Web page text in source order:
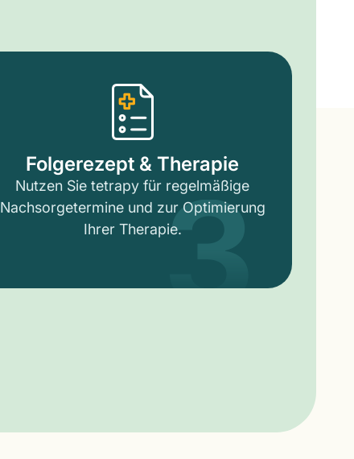
Folgerezept & Therapie
Nutzen Sie tetrapy für regelmäßige
Nachsorgetermine und zur Optimierung
Ihrer Therapie.3